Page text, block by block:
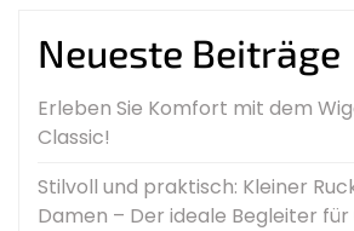
Neueste Beiträge
Erleben Sie Komfort mit dem
Classic!
Stilvoll und praktisch: Kleiner
Damen – Der ideale Begleiter